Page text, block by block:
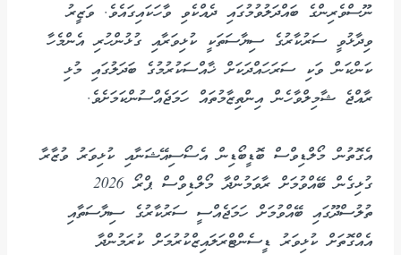
ނޫސްވެރިންގެ ބައްދަލުވުމުގައި ދެއްކެވި ވާހަކައިގައެވެ. ވަޒީރު
ވިދާޅުވީ ސަރުކާރުގެ ސިޔާސަތަކީ ކުޅިވަރާއި ގުޅުންހުރި އެންމެހާ
ކަންކަން ވަކި ސަރަހައްދަކަށް ޚާއްސަކުރުމުގެ ބަދަލުގައި މުޅި
ރާއްޖެ ޝާމިލްވާހެން އިންތިޒާމުތައް ހަމަޖެއްސުންކަމަށެވެ.
އެގޮތުން މޯލްޑިވްސް ބޮޑީބޯޑިން އެސޯސިއޭޝަނާއި ކުޅިވަރު ވުޒާރާ
ގުޅިގެން ބޭއްވުމަށް ރާވަމުންދާ މޯލްޑިވްސް ޕްރޯ 2026
ތުލުސްދޫގައި ބޭއްވުމަށް ހަމަޖެއްސީ ސަރުކާރުގެ ސިޔާސަތާއި
އެއްގޮތަށް ކުޅިވަރު ޑީސެންޓްރަލައިޒްކުރުމަށް ކުރަމުންދާ